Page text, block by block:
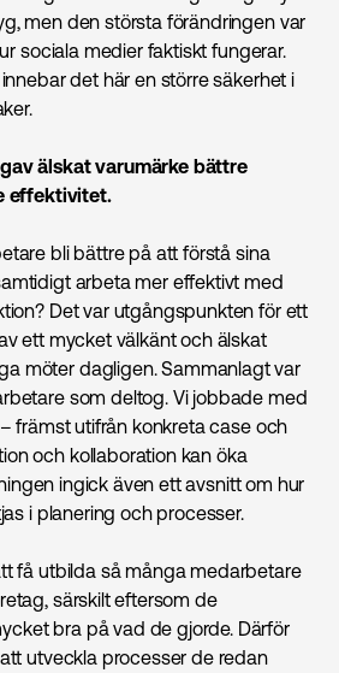
men den största förändringen var
sociala medier faktiskt fungerar.
det här en större säkerhet i
älskat varumärke bättre
effektivitet.
bli bättre på att förstå sina
arbeta mer effektivt med
Det var utgångspunkten för ett
ett mycket välkänt och älskat
möter dagligen. Sammanlagt var
som deltog. Vi jobbade med
främst utifrån konkreta case och
och kollaboration kan öka
ingick även ett avsnitt om hur
i planering och processer.
få utbilda så många medarbetare
särskilt eftersom de
bra på vad de gjorde. Därför
utveckla processer de redan